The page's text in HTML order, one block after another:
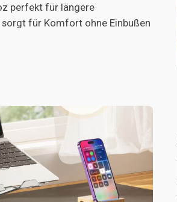
perfekt für längere
für Komfort ohne Einbußen